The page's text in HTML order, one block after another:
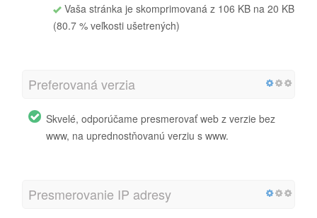
Vaša stránka je skomprimovaná z 106 KB na 20 KB
(80.7 % veľkosti ušetrených)
Preferovaná verzia
Skvelé, odporúčame presmerovať web z verzie bez
www, na uprednostňovanú verziu s www.
Presmerovanie IP adresy